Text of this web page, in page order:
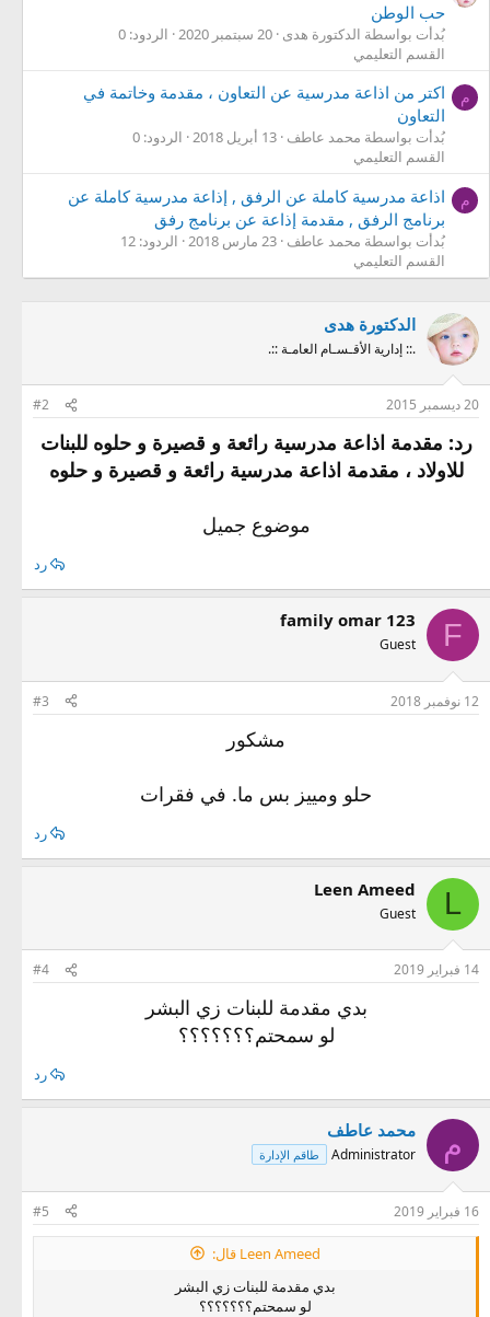
حب الوطن
بُدأت بواسطة الدكتورة هدى 20 سبتمبر 2020
الردود: 0
القسم التعليمي
م
اكتر من اذاعة مدرسية عن التعاون ، مقدمة وخاتمة في
التعاون
بُدأت بواسطة محمد عاطف 13 أبريل 2018
الردود: 0
القسم التعليمي
م
اذاعة مدرسية كاملة عن الرفق , إذاعة مدرسية كاملة عن
برنامج الرفق , مقدمة إذاعة عن برنامج رفق
بُدأت بواسطة محمد عاطف 23 مارس 2018
الردود: 12
القسم التعليمي
الدكتورة هدى
.:: إدارية الأقـسـام العامـة ::.
20 ديسمبر 2015 #2
رد: مقدمة اذاعة مدرسية رائعة و قصيرة و حلوه للبنات
للاولاد ، مقدمة اذاعة مدرسية رائعة و قصيرة و حلوه
موضوع جميل
رد
F
family omar 123
Guest
12 نوفمبر 2018 #3
مشكور
حلو ومييز بس ما. في فقرات
رد
L
Leen Ameed
Guest
14 فبراير 2019 #4
بدي مقدمة للبنات زي البشر
لو سمحتم؟؟؟؟؟؟؟
رد
م محمد عاطف
Administrator طاقم الإدارة
16 فبراير 2019 #5
Leen Ameed قال:
بدي مقدمة للبنات زي البشر
لو سمحتم؟؟؟؟؟؟؟